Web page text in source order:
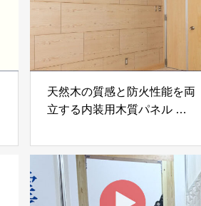
天然木の質感と防火性能を両
立する内装用木質パネル
モクパネル）」 合同会社サ
ンパテック